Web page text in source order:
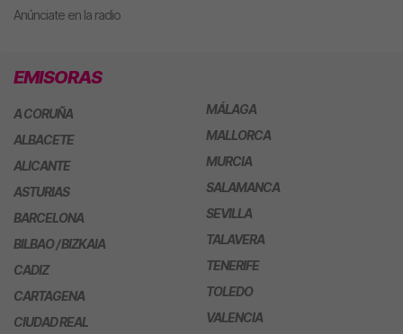
Anúnciate en la radio
EMISORAS
A CORUÑA
ALBACETE
ALICANTE
ASTURIAS
BARCELONA
BILBAO / BIZKAIA
CADIZ
CARTAGENA
CIUDAD REAL
MÁLAGA
MALLORCA
MURCIA
SALAMANCA
SEVILLA
TALAVERA
TENERIFE
TOLEDO
VALENCIA